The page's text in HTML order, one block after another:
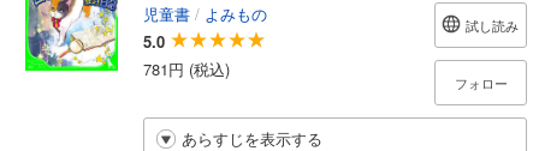
児童書 / よみもの
5.0
781円 (税込)
試し読み
フォロー
あらすじを表示する